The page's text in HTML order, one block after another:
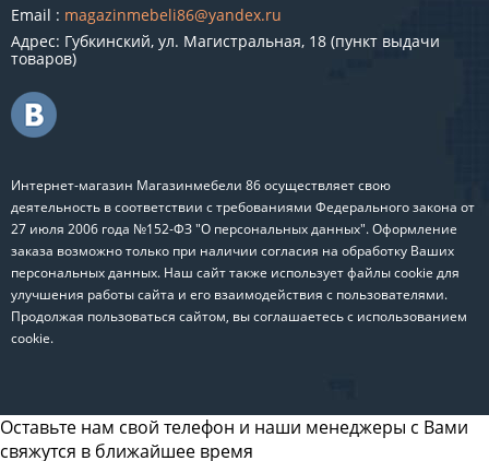
Email : magazinmebeli86@yandex.ru
Адрес: Губкинский, ул. Магистральная, 18 (пункт выдачи
товаров)
Интернет-магазин Магазинмебели 86 осуществляет свою
деятельность в соответствии с требованиями Федерального закона от
27 июля 2006 года №152-ФЗ "О персональных данных". Оформление
заказа возможно только при наличии согласия на обработку Ваших
персональных данных. Наш сайт также использует файлы cookie для
улучшения работы сайта и его взаимодействия с пользователями.
Продолжая пользоваться сайтом, вы соглашаетесь с использованием
cookie.
Оставьте нам свой телефон и наши менеджеры с Вами
свяжутся в ближайшее время